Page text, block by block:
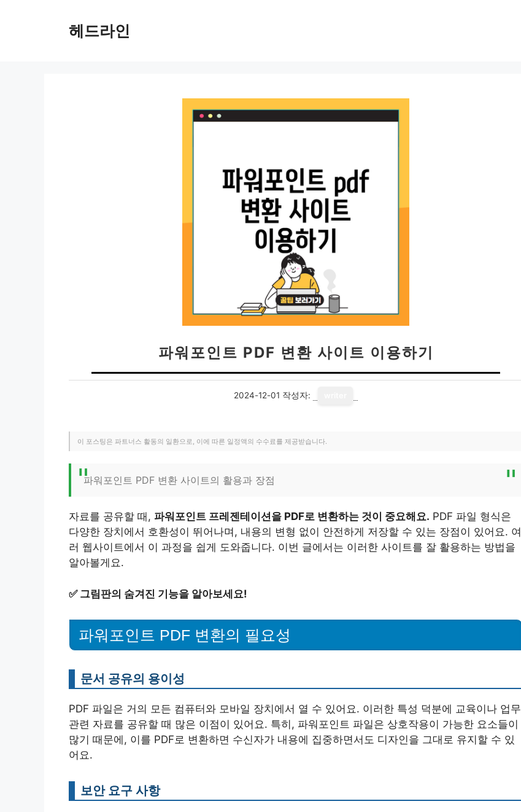
헤드라인
파워포인트 PDF 변환 사이트 이용하기
2024-12-01 작성자:
이 포스팅은 파트너스 활동의 일환으로, 이에 따른 일정액의 수수료를 제공받습니다.
파워포인트 PDF 변환 사이트의 활용과 장점
자료를 공유할 때, 파워포인트 프레젠테이션을 PDF로 변환하는 것이 중요해요. PDF 파일 형식은
다양한 장치에서 호환성이 뛰어나며, 내용의 변형 없이 안전하게 저장할 수 있는 장점이 있어요. 여
러 웹사이트에서 이 과정을 쉽게 도와줍니다. 이번 글에서는 이러한 사이트를 잘 활용하는 방법을
알아볼게요.
✅ 그림판의 숨겨진 기능을 알아보세요!
파워포인트 PDF 변환의 필요성
문서 공유의 용이성
PDF 파일은 거의 모든 컴퓨터와 모바일 장치에서 열 수 있어요. 이러한 특성 덕분에 교육이나 업무
관련 자료를 공유할 때 많은 이점이 있어요. 특히, 파워포인트 파일은 상호작용이 가능한 요소들이
많기 때문에, 이를 PDF로 변환하면 수신자가 내용에 집중하면서도 디자인을 그대로 유지할 수 있
어요.
보안 요구 사항